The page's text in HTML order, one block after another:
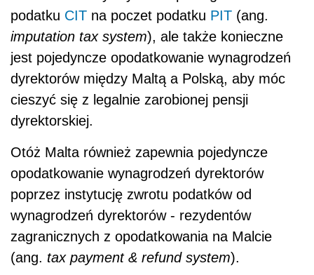
podatku CIT na poczet podatku PIT (ang.
imputation tax system), ale także konieczne
jest pojedyncze opodatkowanie wynagrodzeń
dyrektorów między Maltą a Polską, aby móc
cieszyć się z legalnie zarobionej pensji
dyrektorskiej.
Otóż Malta również zapewnia pojedyncze
opodatkowanie wynagrodzeń dyrektorów
poprzez instytucję zwrotu podatków od
wynagrodzeń dyrektorów - rezydentów
zagranicznych z opodatkowania na Malcie
(ang. tax payment & refund system).